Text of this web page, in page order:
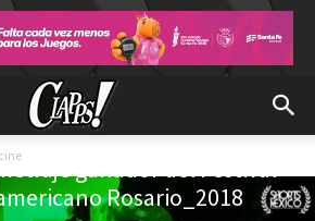
ganador del Festival
Rosario_2018